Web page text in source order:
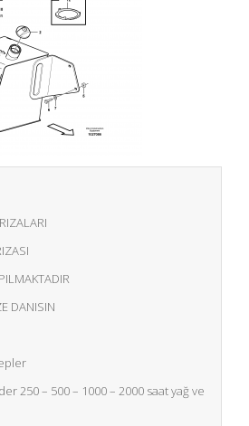
DANISIN
250 – 500 – 1000 – 2000 saat yağ ve